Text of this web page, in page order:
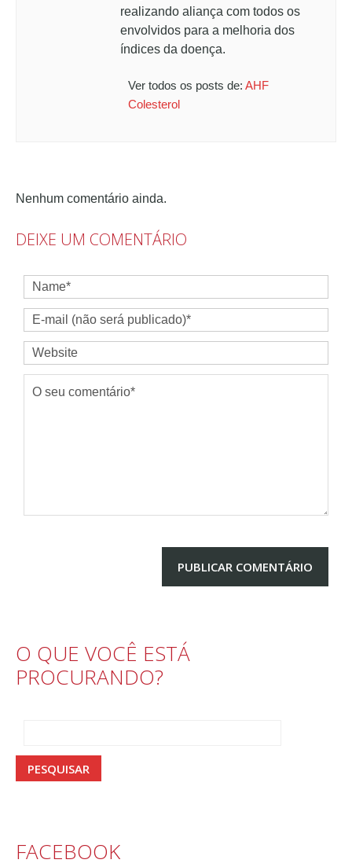
realizando aliança com todos os
envolvidos para a melhoria dos
índices da doença.
Ver todos os posts de: AHF
Colesterol
Nenhum comentário ainda.
DEIXE UM COMENTÁRIO
O QUE VOCÊ ESTÁ
PROCURANDO?
FACEBOOK